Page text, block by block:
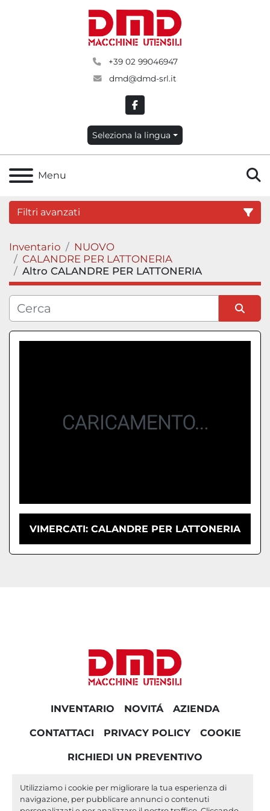
Utilizziamo i cookie per migliorare la tua esperienza di
navigazione, per pubblicare annunci o contenuti
+39 02 99046947
dmd@dmd-srl.it
facebook
Seleziona la lingua
Menu
Filtri avanzati
Categoria
Condizione
Inventario
NUOVO
CALANDRE PER LATTONERIA
Altro CALANDRE PER LATTONERIA
Ordina per
VIMERCATI: CALANDRE PER LATTONERIA
INVENTARIO NOVITÁ AZIENDA
CONTATTACI PRIVACY POLICY COOKIE
RICHIEDI UN PREVENTIVO
facebook